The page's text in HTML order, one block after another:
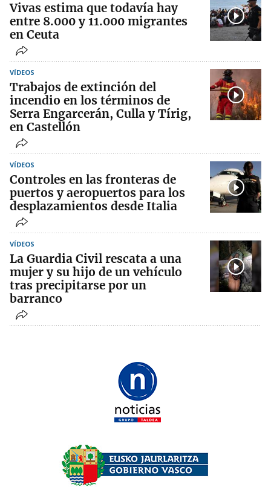
Vivas estima que todavía hay
entre 8.000 y 11.000 migrantes
en Ceuta
VÍDEOS
Trabajos de extinción del
incendio en los términos de
Serra Engarcerán, Culla y Tírig,
en Castellón
VÍDEOS
Controles en las fronteras de
puertos y aeropuertos para los
desplazamientos desde Italia
VÍDEOS
La Guardia Civil rescata a una
mujer y su hijo de un vehículo
tras precipitarse por un
barranco